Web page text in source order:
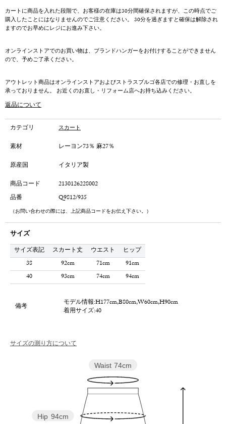
カートに商品を入れた段階で、お客様の在庫は30分間確保されますが、この時点でご
購入したことにはなりませんのでご注意ください。 30分を過ぎますと確保は解除され
ますのでお早めにレジにお進み下さい。
オンラインストアでのお買い物は、ブランドハンガーをお付けすることができません
ので、予めご了承ください。
アウトレット商品はオンラインストアおよびストラスブルゴ各店での修理・お直しを
承っておりません。 お近くのお直し・リフォーム店へお持ち込みください。
返品について
カテゴリ スカート
素材
レーヨン73％ 麻27％
原産国
イタリア製
商品コード
2130126228002
品番
Q9812/935
（お問い合わせの際には、上記商品コードをお伝え下さい。）
サイズ
サイズ表記 スカート丈 ウエスト
ヒップ
38
92cm 71cm
91cm
40
93cm 74cm 94cm
備考
モデル情報:H177cm,B80cm,W60cm,H90cm
着用サイズ:40
サイズの測り方について
Hip 94cm
Waist 74cm